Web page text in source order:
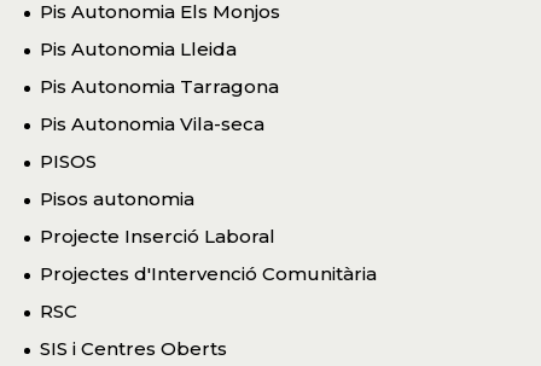
Pis Autonomia Els Monjos
Pis Autonomia Lleida
Pis Autonomia Tarragona
Pis Autonomia Vila-seca
PISOS
Pisos autonomia
Projecte Inserció Laboral
Projectes d'Intervenció Comunitària
RSC
SIS i Centres Oberts